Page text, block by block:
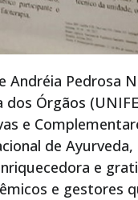
Andréia Pedrosa
dos Órgãos
e
de Ayurveda,
e
e gestores